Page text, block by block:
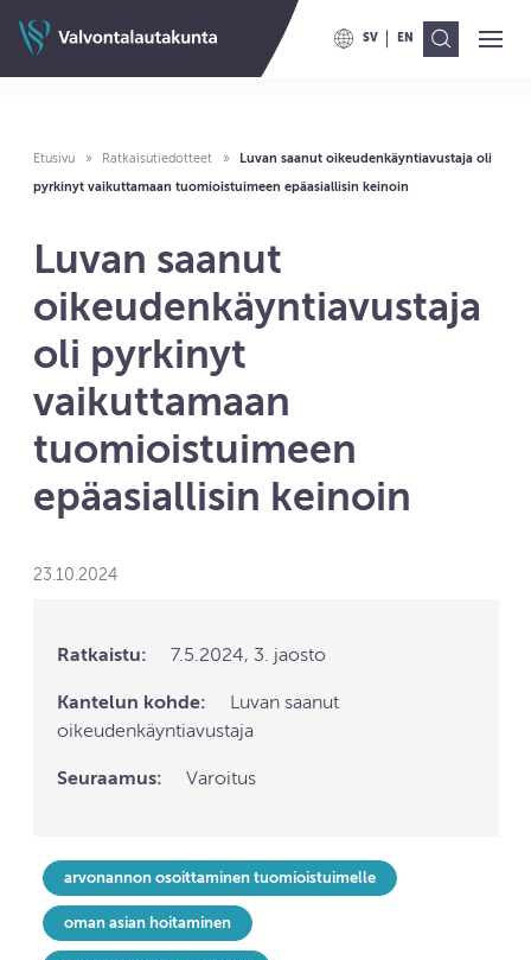
Valvontalautakunnan etusivulleSV
VAIHDA KIELELLE SWITCH
EN
VAIHDA KIELELLE
Etusivu Ratkaisutiedotteet
Luvan saanut oikeudenkäyntiavustaja oli
pyrkinyt vaikuttamaan tuomioistuimeen epäasiallisin keinoin
Luvan saanut
oikeudenkäyntiavustaja
oli pyrkinyt
vaikuttamaan
tuomioistuimeen
epäasiallisin keinoin
23.10.2024
Ratkaistu: 7.5.2024, 3. jaosto
Kantelun kohde:
Luvan saanut
oikeudenkäyntiavustaja
Seuraamus: Varoitus
arvonannon osoittaminen tuomioistuimelle
oman asian hoitaminen